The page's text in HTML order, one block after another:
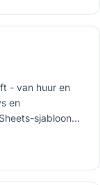
- van huur en
en
sjabloon